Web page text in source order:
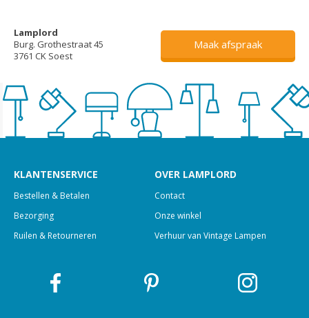
Lamplord
Burg. Grothestraat 45
3761 CK Soest
Maak afspraak
KLANTENSERVICE
Bestellen & Betalen
Bezorging
Ruilen & Retourneren
OVER LAMPLORD
Contact
Onze winkel
Verhuur van Vintage Lampen